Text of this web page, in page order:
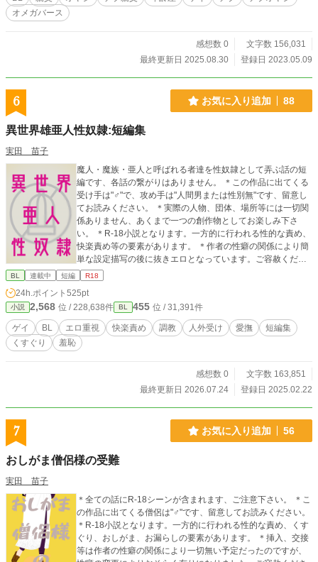
オメガバース
感想数 0
文字数 156,031
最終更新日 2025.08.30
登録日 2023.05.09
6 お気に入り追加 88
異世界雄亜人性奴隷:短編集
実田 苗子
魔人・魔族・亜人と呼ばれる者達を性奴隷として弄ぶ話の短
編です、各話の繋がりはありません。 ＊この作品に出てくる
受け手は"♂"で、攻め手は"人間男または性別無"です、留意し
てお読みください。 ＊実際の人物、団体、場所等には一切関
係ありません、あくまで一つの創作物としてお楽しみ下さ
い。 ＊R-18小説となります。一方的に行われる性的な責め、
快楽責め等の要素があります。 ＊作者の性癖の関係により簡
単な設定描写の後に抜きエロとなっています。ご容赦くださ
い。 ＊短編全ての登場人物に詳細な見目の設定などはござい
BL 連載中 短編 R18
24h.ポイント 525pt
小説 2,568 位 / 228,638件 BL 455 位 / 31,391件
ゲイ BL エロ重視 快楽責め 調教 人外受け 愛撫
短編集
くすぐり
羞恥
感想数 0
文字数 163,851
最終更新日 2026.07.24
登録日 2025.02.22
7 お気に入り追加 56
おしがま僧侶様の受難
実田 苗子
＊全ての話にR-18シーンが含まれます、ご注意下さい。 ＊こ
の作品に出てくる僧侶は"♂"です、留意してお読みください。
＊R-18小説となります。一方的に行われる性的な責め、くす
ぐり、おしがま、お漏らしの要素があります。 ＊挿入、交接
等は作者の性癖の関係により一切無い予定だったのですが、